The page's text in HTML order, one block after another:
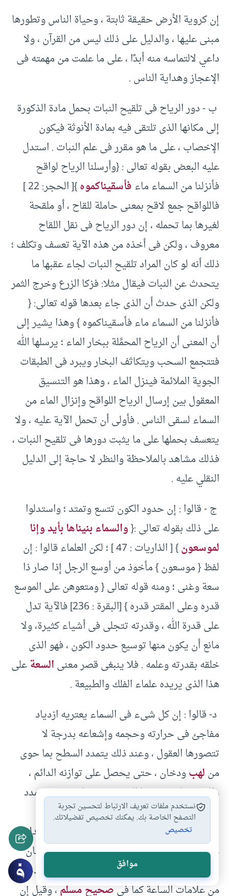
إن كروية الأرض حقيقة ثابتة ، وحياة الناس وتطورها
مبنى عليها ، والدليل على ذلك ليس من القرآن ، ولا
داعي لالتماسه منه أبدًا ، على ما علمت من مهمته فى
الإعجاز وهداية الناس .‏
‏ ب -‏ دور الرياح فى تلقيح النبات بحمل مادة الذكورة
إلى مكانها الذى تلتقى فيه بمادة الأنوثة فيكون
الإخصاب ، على ما هو مقرر فى علم النبات .‏ استدل
عليه البعض بقوله تعالى :‏ {‏وأرسلنا الرياح لواقح
فأنزلنا من السماء ماءفأسقيناكموه
}‏[‏ الحجر:‏ ‏22 ]‏
فاللواقح جمع لاقح بمعنى حاملة للقاح ، أو ملقحة
لغيرها بما تحمله ، إن دور الرياح فى نقل اللقاح
معروف ، ولكن فى أخذه من هذه الآية تعسف وتكلف ؛
ذلك أنه لو كان المراد تلقيح النبات لجاء عقبها ما
يتحدث عن النبات فيقال مثلا:‏ فزكا الزرع وخرج الثمر
ولكن الذى حدث أن الذى جاء بعدها قوله تعالى:‏ {
‏فأنزلنا من السماء ماء فأسقيناكموه } ‏وهذا يشير إلى
أن المعنى أن الرياح المحمَّلة ببخار الماء ؛ يرسلها الله
فتتجمع السحب ويتكاثف البخار ويبرد فى الطبقات
الجوية الملائمة فينزل الماء ، وهذا هو التنسيق
المعقول بين إرسال الرياح اللواقح وإنزال الماء من
السماء لسقى الناس .‏ فأولى أن تحمل الآية عليه ، ولا
يتعسف بحملها على ما يثبت دورها فى تلقيح النبات ،
فذلك مشاهد بالملاحظة والنظر لا حاجة إلى الدليل
النقلي عليه .‏
‏ ج -‏ قالوا :‏ إن حدود الكون تتسع وتمتد ؛ واستدلوا
على ذلك بقوله تعالى :‏{‏والسماء بنيناها بأيد وإنا
لموسعون
} ‏[‏ الذاريات :‏ ‏47 ]‏ ؛ لكن العلماء قالوا :‏ إن
لفظ {‏ موسعون }‏ مأخوذ من أوسع الرجل إذا صار ذا
سعة وغنى ؛ ومنه قوله تعالى {‏ ومتعوهن على الموسع
قدره وعلى المقتر قدره }‏ [‏البقرة :‏ ‏236]‏ فالآية تدل
على قدرة الله ، وقدرته تتجلى فى أشياء كثيرة، ولا
مانع أن يكون منها توسيع حدود الكون ، فهو الذى
خلقه بقدرته وعلمه .‏ فلا ينبغى قصر معنىالسعةعلى
هذا الذى يريده علماء الفلك والطبيعة .‏
‏ د-‏ قالوا :‏ إن كل شىء فى السماء يعتريه ازدياد
مفاجئ فى حرارته وحجمه وإشعاعه بدرجة لا
تتصورها العقول ، وعند ذلك يتمدد السطح بما حوى
منلهبودخان ، حتى يحصل على توازنه الدائم ،
والشمس لم تمر بهذا الدور بعد، فإذا مرت به وتمدد
سطحها الخارجى حتى وصل القمر يختل توازن
المجموعة الشمسية كلها، وذلك يوم القيامة ، ويدل
عليه قوله تعالى {‏ فارتقب يوم تأتى السماء بدخان
مبين }‏ [‏الدخان :‏ ‏10 ]‏ قال المفسرون :‏ إن هذا الدخان
من علامات الساعة كما فىصحيح مسلم، وقيل إن
نستخدم ملفات تعريف الارتباط لتحسين تجربة
التصفح الخاصة بك. يمكنك تخصيص تفضيلاتك.
تخصيص
موافق